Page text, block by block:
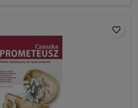
favorite_border